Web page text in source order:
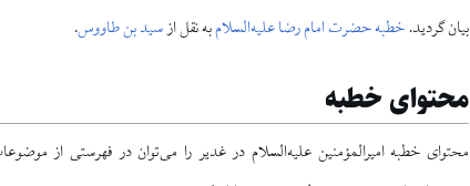
بیان گردید.خطبه حضرت امام رضا علیه‌السلامبه نقل ازسید بن طاووس.
محتوای خطبه
محتوای خطبه امیرالمؤمنین علیه‌السلام در غدیر را می‌توان در فهرستی از